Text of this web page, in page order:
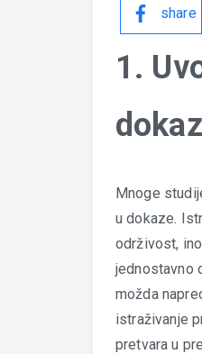
share
1.
Mnoge
u dokaze.
održivost,
jednostavno
možda
istraživanje
pretvara u